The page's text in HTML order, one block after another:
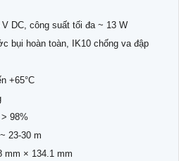
DC, công suất tối đa ~ 13 W
bụi hoàn toàn, IK10 chống va đập
+65°C
98%
23-30 m
mm × 134.1 mm